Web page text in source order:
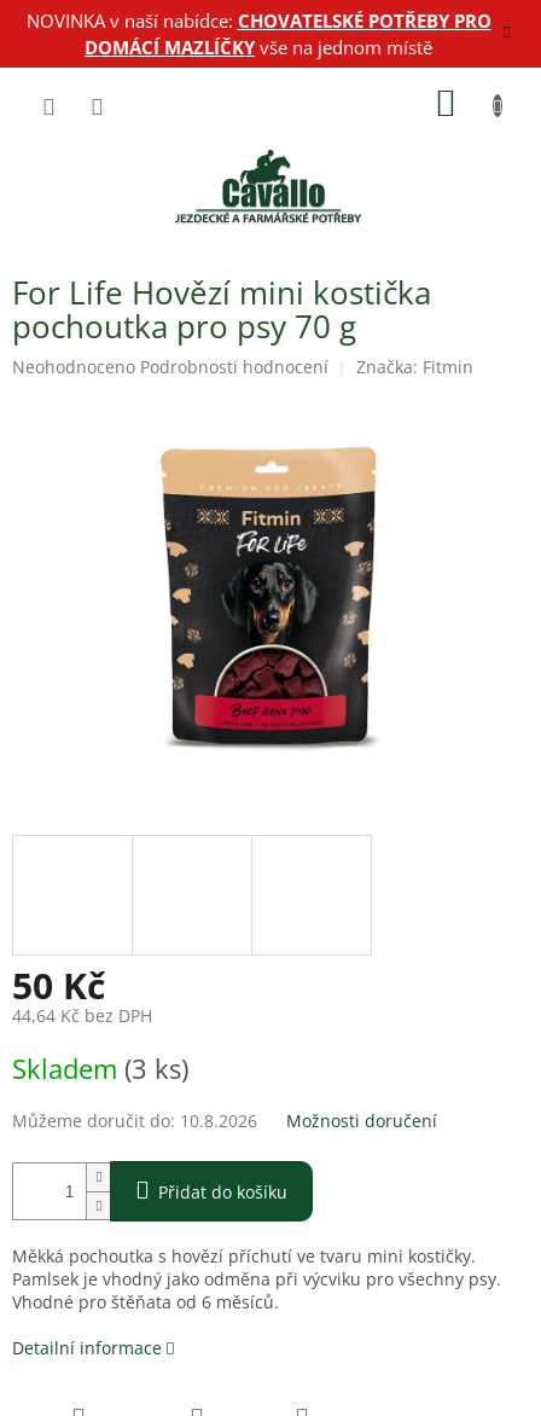
PřejítNOVINKA v naší nabídce: CHOVATELSKÉ POTŘEBY PRO
DOMÁCÍ MAZLÍČKYvše na jednom místě
For Life Hovězí mini kostička
pochoutka pro psy 70 g
Průměrné
Neohodnoceno Podrobnosti hodnocení Značka: Fitmin
50 Kč
44,64 Kč bez DPH
cena:
Skladem (3 ks)
Můžeme doručit do: 10.8.2026 Možnosti doručení
Přidat do košíku
Měkká pochoutka s hovězí příchutí ve tvaru mini kostičky.
Pamlsek je vhodný jako odměna při výcviku pro všechny psy.
Vhodné pro štěňata od 6 měsíců.
Detailní informace